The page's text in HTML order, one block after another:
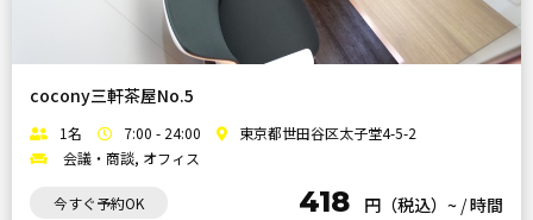
cocony三軒茶屋No.5
1名 7:00 - 24:00
東京都世田谷区太子堂4-5-2
会議・商談, オフィス
今すぐ予約OK 418 円（税込）~ /時間